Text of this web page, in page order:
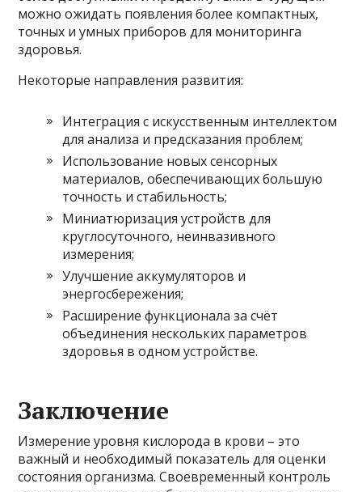
можно ожидать появления более компактных,
точных и умных приборов для мониторинга
здоровья.
Некоторые направления развития:
Интеграция с искусственным интеллектом
для анализа и предсказания проблем;
Использование новых сенсорных
материалов, обеспечивающих большую
точность и стабильность;
Миниатюризация устройств для
круглосуточного, неинвазивного
измерения;
Улучшение аккумуляторов и
энергосбережения;
Расширение функционала за счёт
объединения нескольких параметров
здоровья в одном устройстве.
Заключение
Измерение уровня кислорода в крови – это
важный и необходимый показатель для оценки
состояния организма. Своевременный контроль